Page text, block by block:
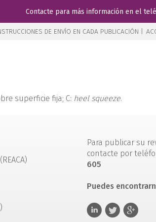
Contacte para más información en el
DE ENVÍO EN CADA PUBLICACIÓN |
superficie fija; C: heel squeeze.
Para publicar su
contacte por
605
Puedes